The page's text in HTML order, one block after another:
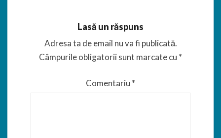
Lasă un răspuns
Adresa ta de email nu va fi publicată.
Câmpurile obligatorii sunt marcate cu *
Comentariu *